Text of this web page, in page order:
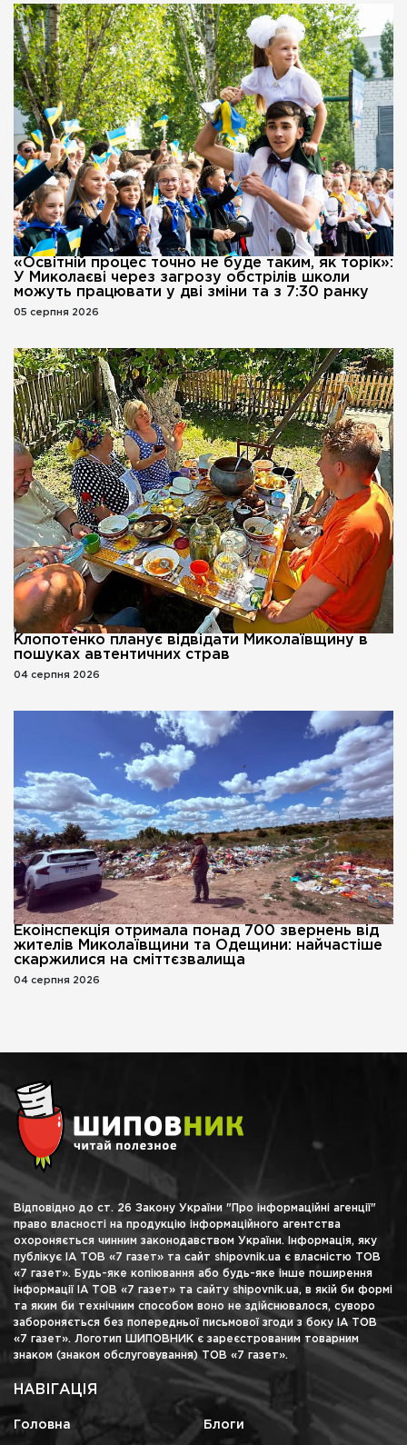
«Освітній процес точно не буде таким, як торік»:
У Миколаєві через загрозу обстрілів школи
можуть працювати у дві зміни та з 7:30 ранку
05 серпня 2026
Клопотенко планує відвідати Миколаївщину в
пошуках автентичних страв
04 серпня 2026
Екоінспекція отримала понад 700 звернень від
жителів Миколаївщини та Одещини: найчастіше
скаржилися на сміттєзвалища
04 серпня 2026
Відповідно до ст. 26 Закону України "Про інформаційні агенції"
право власності на продукцію інформаційного агентства
охороняється чинним законодавством України. Інформація, яку
публікує ІА ТОВ «7 газет» та сайт shipovnik.ua є власністю ТОВ
«7 газет». Будь-яке копіювання або будь-яке інше поширення
інформації ІА ТОВ «7 газет» та сайту shipovnik.ua, в якій би формі
та яким би технічним способом воно не здійснювалося, суворо
забороняється без попередньої письмової згоди з боку ІА ТОВ
«7 газет». Логотип ШИПОВНИК є зареєстрованим товарним
знаком (знаком обслуговування) ТОВ «7 газет».
НАВІГАЦІЯ
Головна Блоги